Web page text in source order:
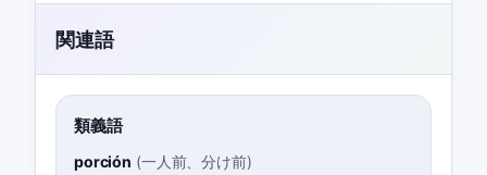
関連語
類義語
porción (一人前、分け前)